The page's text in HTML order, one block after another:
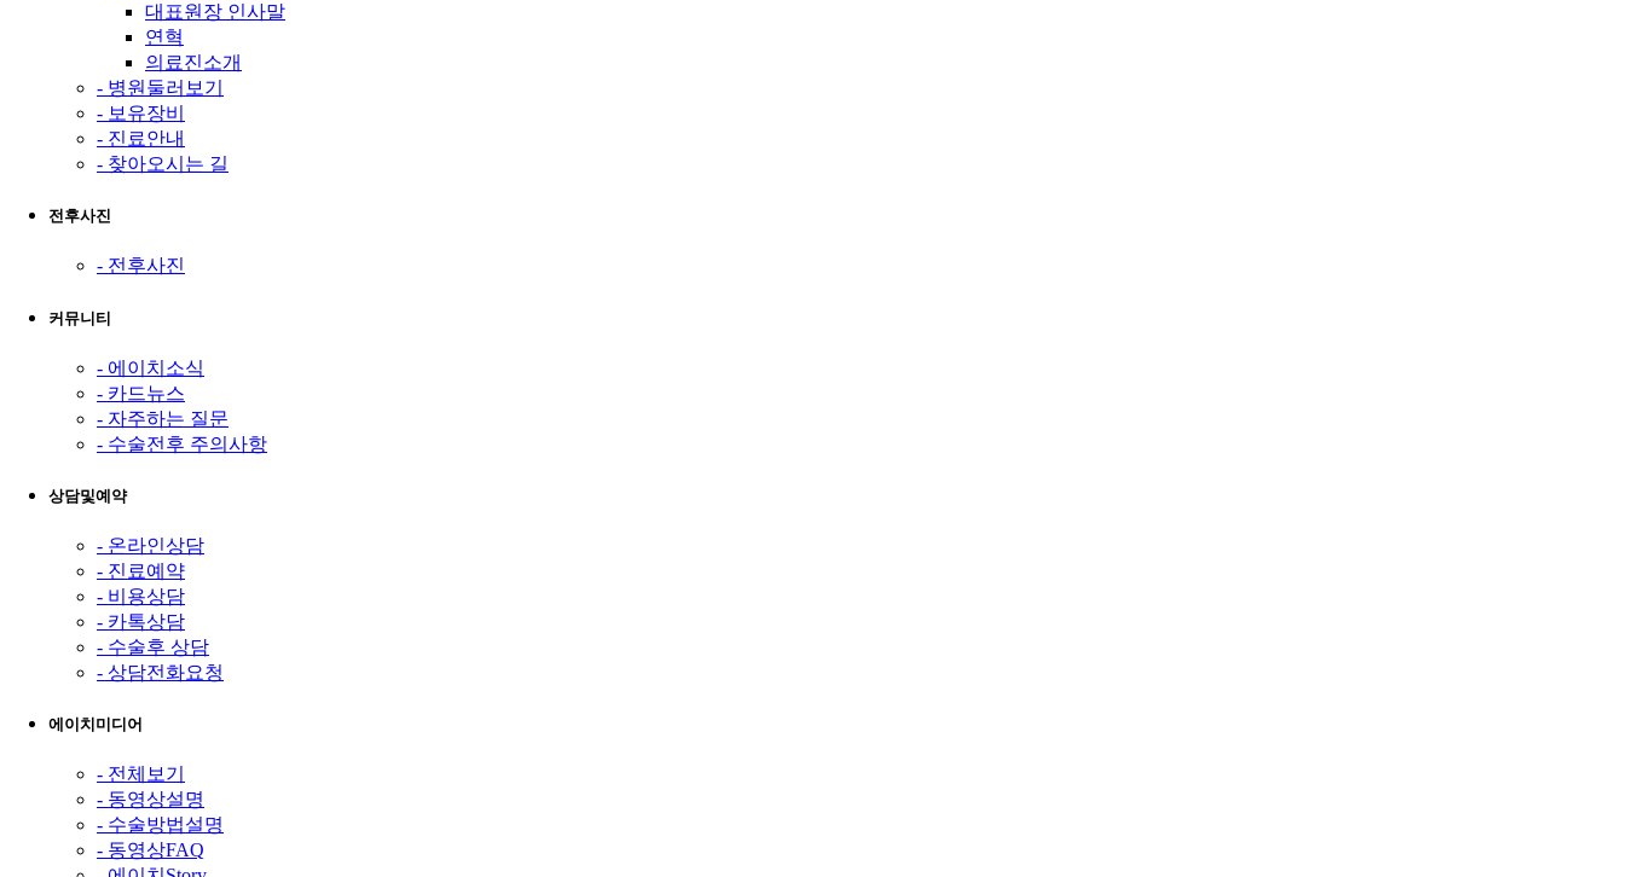
대표원장 인사말
연혁
의료진소개
- 병원둘러보기
- 보유장비
- 진료안내
- 찾아오시는 길
전후사진
- 전후사진
커뮤니티
- 에이치소식
- 카드뉴스
- 자주하는 질문
- 수술전후 주의사항
상담및예약
- 온라인상담
- 진료예약
- 비용상담
- 카톡상담
- 수술후 상담
- 상담전화요청
에이치미디어
- 전체보기
- 동영상설명
- 수술방법설명
- 동영상FAQ